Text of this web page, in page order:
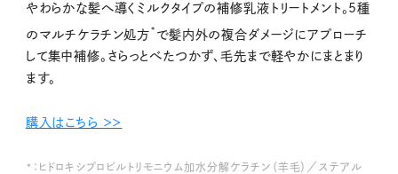
やわらかな髪へ導くミルクタイプの補修乳液トリートメント。5種
のマルチケラチン処方 * で髪内外の複合ダメージにアプローチ
して集中補修。さらっとべたつかず、毛先まで軽やかにまとまり
ます。
購入はこちら ＞＞
*：ヒドロキシプロピルトリモニウム加水分解ケラチン（羊毛）／ステアル